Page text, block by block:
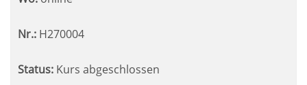
Nr.: H270004
Status: Kurs abgeschlossen